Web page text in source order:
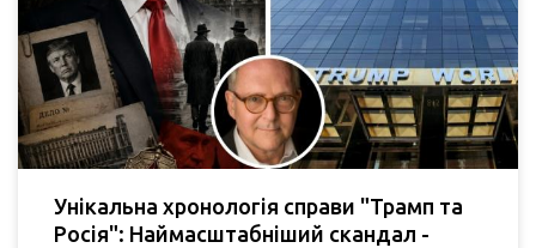
Унікальна хронологія справи "Трамп та
Росія": Наймасштабніший скандал -